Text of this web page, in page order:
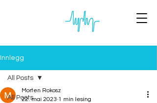
Innlegg
All Posts
All Posts
Morten Rokosz
22. mai 2023 1 min lesing